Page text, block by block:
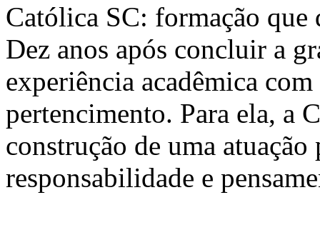
Católica SC: formação que
Dez anos após concluir a
experiência acadêmica
pertencimento. Para ela, a
construção de uma
responsabilidade e